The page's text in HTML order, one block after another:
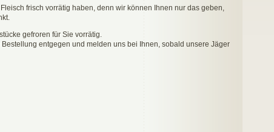
frisch vorrätig haben, denn wir können Ihnen nur das geben,
gefroren für Sie vorrätig.
entgegen und melden uns bei Ihnen, sobald unsere Jäger